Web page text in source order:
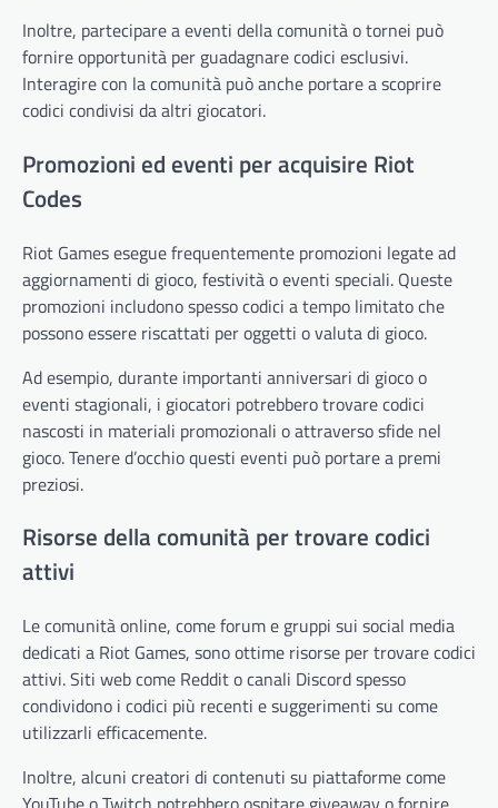
Inoltre, partecipare a eventi della comunità o tornei può
fornire opportunità per guadagnare codici esclusivi.
Interagire con la comunità può anche portare a scoprire
codici condivisi da altri giocatori.
Promozioni ed eventi per acquisire Riot
Codes
Riot Games esegue frequentemente promozioni legate ad
aggiornamenti di gioco, festività o eventi speciali. Queste
promozioni includono spesso codici a tempo limitato che
possono essere riscattati per oggetti o valuta di gioco.
Ad esempio, durante importanti anniversari di gioco o
eventi stagionali, i giocatori potrebbero trovare codici
nascosti in materiali promozionali o attraverso sfide nel
gioco. Tenere d’occhio questi eventi può portare a premi
preziosi.
Risorse della comunità per trovare codici
attivi
Le comunità online, come forum e gruppi sui social media
dedicati a Riot Games, sono ottime risorse per trovare codici
attivi. Siti web come Reddit o canali Discord spesso
condividono i codici più recenti e suggerimenti su come
utilizzarli efficacemente.
Inoltre, alcuni creatori di contenuti su piattaforme come